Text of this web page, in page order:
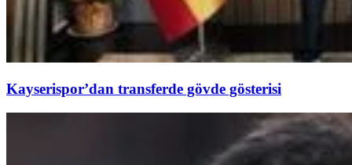
Kayserispor’dan transferde gövde gösterisi